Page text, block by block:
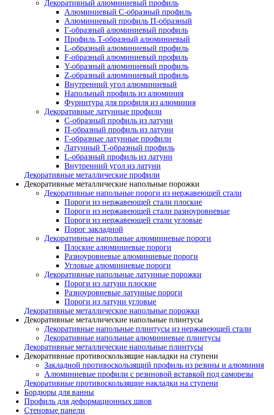
Декоративный алюминиевый профиль
Алюминиевый С-образный профиль
Алюминиевый профиль П-образный
Г-образный алюминиевый профиль
Профиль Т-образный алюминиевый
L-образный алюминиевый профиль
F-образный алюминиевый профиль
Y-образный алюминиевый профиль
Z-образный алюминиевый профиль
Внутренний угол алюминиевый
Напольный профиль из алюминия
Фурнитура для профиля из алюминия
Декоративные латунные профили
C-образный профиль из латуни
П-образный профиль из латуни
Г-образные латунные профили
Латунный Т-образный профиль
L-образный профиль из латуни
Внутренний угол из латуни
Декоративные металлические профили
Декоративные металлические напольные порожки
Декоративные напольные пороги из нержавеющей стали
Пороги из нержавеющей стали плоские
Пороги из нержавеющей стали разноуровневые
Пороги из нержавеющей стали угловые
Порог закладной
Декоративные напольные алюминиевые пороги
Плоские алюминиевые пороги
Разноуровневые алюминиевые пороги
Угловые алюминиевые пороги
Декоративные напольные латунные порожки
Пороги из латуни плоские
Разноуровневые латунные пороги
Пороги из латуни угловые
Декоративные металлические напольные порожки
Декоративные металлические напольные плинтусы
Декоративные напольные плинтусы из нержавеющей стали
Декоративные напольные алюминиевые плинтусы
Декоративные металлические напольные плинтусы
Декоративные противоскользящие накладки на ступени
Закладной противоскользящий профиль из резины и алюминия
Алюминиевые профили с резиновой вставкой под саморезы
Декоративные противоскользящие накладки на ступени
Бордюры для ванны
Профиль для деформационных швов
Стеновые панели